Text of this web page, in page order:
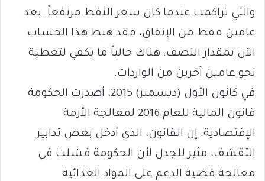
والتي تراكمت عندما كان سعر النفط مرتفعاً. بعد
عامين فقط من الإنفاق، فقد هبط هذا الحساب
الآن بمقدار النصف. هناك حالياً ما يكفي لتغطية
نحو عامين آخرين من الواردات.
في كانون الأول (ديسمبر) 2015، أصدرت الحكومة
قانون المالية للعام 2016 لمعالجة الأزمة
الإقتصادية. إن القانون، الذي أدخل بعض تدابير
التقشف، مثير للجدل لأن الحكومة فشلت في
معالجة قضية الدعم على المواد الغذائية